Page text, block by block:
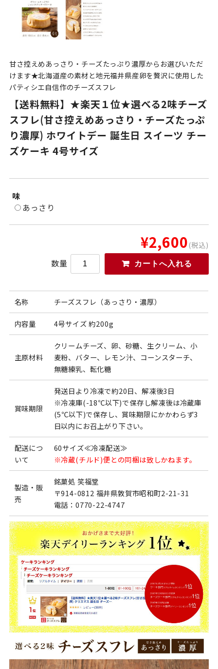
甘さ控えめあっさり・チーズたっぷり濃厚からお選びいただ
けます★北海道産の素材と地元福井県産卵を贅沢に使用した
パティシエ自信作のチーズスフレ
【送料無料】★楽天１位★選べる2味チーズ
スフレ(甘さ控えめあっさり・チーズたっぷ
り濃厚) ホワイトデー 誕生日 スイーツ チー
ズケーキ 4号サイズ
味
あっさり
¥2,600(税込)
数量
名称 チーズスフレ（あっさり・濃厚）
内容量 4号サイズ 約200g
主原材料
クリームチーズ、卵、砂糖、生クリーム、小
麦粉、バター、レモン汁、コーンスターチ、
無糖練乳、転化糖
賞味期限
発送日より冷凍で約20日、解凍後3日
※冷凍庫(-18℃以下)で保存し解凍後は冷蔵庫
(5℃以下)で保存し、賞味期限にかかわらず3
日以内にお召上がり下さい。
配送につ
いて
60サイズ≪冷凍配送≫
※冷蔵(チルド)便との同梱は致しかねます。
製造・販
売
銘菓処 笑福堂
〒914-0812 福井県敦賀市昭和町2-21-31
電話：0770-22-4747